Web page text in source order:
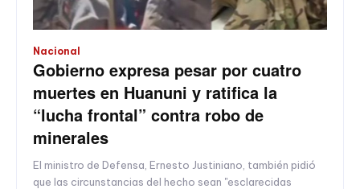
Nacional
Gobierno expresa pesar por cuatro
muertes en Huanuni y ratifica la
“lucha frontal” contra robo de
minerales
El ministro de Defensa, Ernesto Justiniano, también pidió
que las circunstancias del hecho sean "esclarecidas